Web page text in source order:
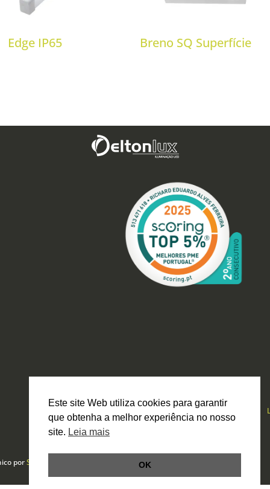
Edge IP65 Breno SQ Superfície
porSmartbit
Este site Web utiliza cookies para garantir
que obtenha a melhor experiência no nosso
site. Leia mais
OK